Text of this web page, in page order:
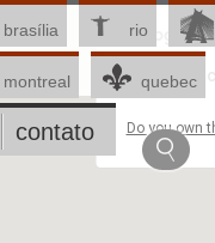
This page
Do you own
brasília rio
montreal quebec
contato